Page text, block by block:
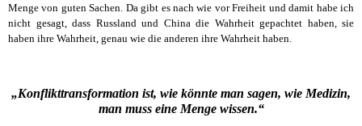
Menge von guten Sachen. Da gibt es nach wie vor Freiheit und damit habe ich
nicht gesagt, dass Russland und China die Wahrheit gepachtet haben, sie
haben ihre Wahrheit, genau wie die anderen ihre Wahrheit haben.
„Konflikttransformation ist, wie könnte man sagen, wie Medizin,
man muss eine Menge wissen.“